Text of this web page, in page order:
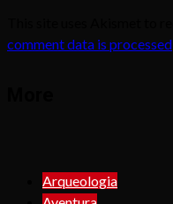
comment data is processed
Arqueologia